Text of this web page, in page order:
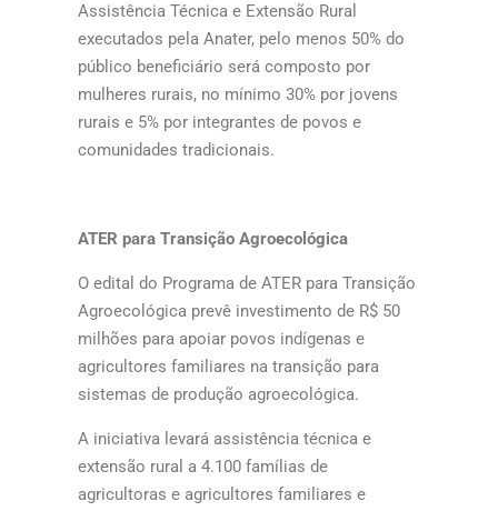
Assistência Técnica e Extensão Rural
executados pela Anater, pelo menos 50% do
público beneficiário será composto por
mulheres rurais, no mínimo 30% por jovens
rurais e 5% por integrantes de povos e
comunidades tradicionais.
ATER para Transição Agroecológica
O edital do Programa de ATER para Transição
Agroecológica prevê investimento de R$ 50
milhões para apoiar povos indígenas e
agricultores familiares na transição para
sistemas de produção agroecológica.
A iniciativa levará assistência técnica e
extensão rural a 4.100 famílias de
agricultoras e agricultores familiares e